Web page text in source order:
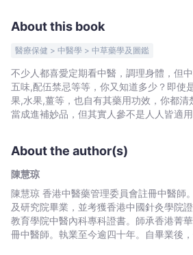
琼
-
About this book
醫療保健 > 中醫學 > 中草藥學及圖鑑
不少人都喜愛定期看中醫，調理身體，但
五味,配伍禁忌等等，你又知道多少？即使
果,水果,薑等，也自有其藥用功效，你都清
當成進補妙品，但其實人參不是人人皆適
中藥知識開始，介紹讀者一些基本的中醫
的食材，詳細分析當中的效用，並附上多
理論與方法兼備。書後更附有〈行氣活血
合食療法，讓讀者在日常生活中實踐養生
About the author(s)
陳慧琼
陳慧琼 香港中醫藥管理委員會註冊中醫師。香港菁華中醫學院全科
及研究院畢業，並考獲香港中國針灸學院
教育學院中醫內科專科證書。師承香港菁
冊中醫師。執業至今逾四十年。自畢業後